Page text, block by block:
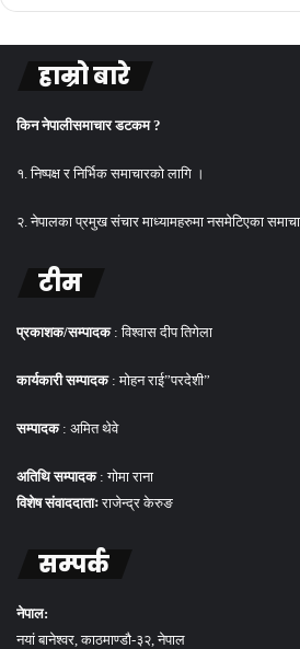
हाम्रो बारे
किन नेपालीसमाचार डटकम ?
१. निष्पक्ष र निर्भिक समाचारको लागि ।
२. नेपालका प्रमुख संचार माध्यामहरुमा नसमेटिएका
टीम
प्रकाशक/सम्पादक : विश्वास दीप तिगेला
कार्यकारी सम्पादक: मोहन राई”परदेशी”
सम्पादक: अमित थेवे
अतिथि सम्पादक: गोमा राना
विशेष संवाददाताःराजेन्द्र केरुङ
सम्पर्क
नेपाल:
नयां बानेश्वर, काठमाण्डौ-३२, नेपाल